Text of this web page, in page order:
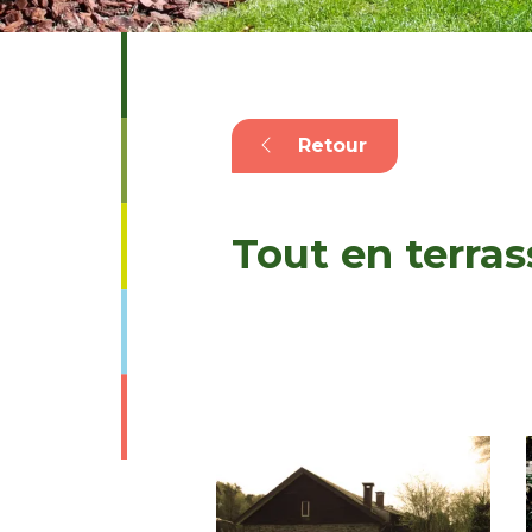
Retour
Tout en